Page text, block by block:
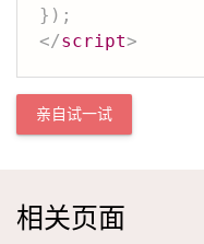
} ) ;
</script>
亲自试一试
相关页面